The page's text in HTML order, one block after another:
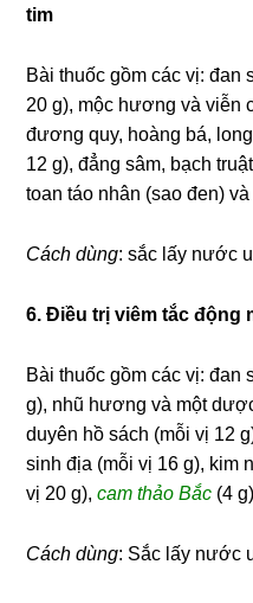
tim
Bài thuốc gồm các vị: đan
20 g), mộc hương và viễn
đương quy, hoàng bá,
12 g), đẳng sâm, bạch
toan táo nhân (sao đen)
Cách dùng: sắc lấy nước
6. Điều trị viêm tắc động
Bài thuốc gồm các vị: đan
g), nhũ hương và một
duyên hồ sách (mỗi vị 12
sinh địa (mỗi vị 16 g), kim
vị 20 g), cam thảo Bắc (4
Cách dùng: Sắc lấy nước